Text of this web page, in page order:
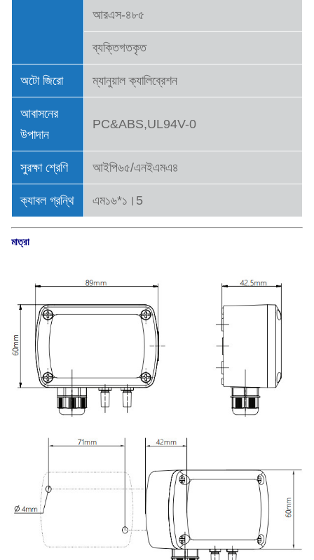
আরএস-৪৮৫
ব্যক্তিগতকৃত
অটো জিরো ম্যানুয়াল ক্যালিব্রেশন
আবাসনের
উপাদান
PC&ABS,UL94V-0
সুরক্ষা শ্রেণি আইপি৬৫/এনইএমএ৪
ক্যাবল গ্রন্থি এম১৬*১।5
মাত্রা